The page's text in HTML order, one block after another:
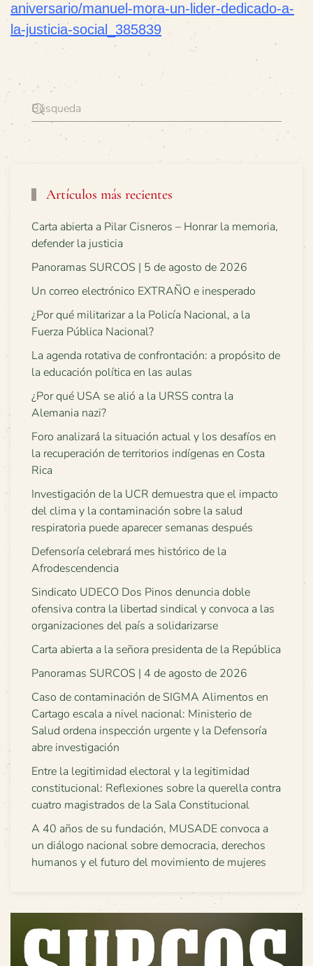
aniversario/manuel-mora-un-lider-dedicado-a-
la-justicia-social_385839
Artículos más recientes
Carta abierta a Pilar Cisneros – Honrar la memoria,
defender la justicia
Panoramas SURCOS | 5 de agosto de 2026
Un correo electrónico EXTRAÑO e inesperado
¿Por qué militarizar a la Policía Nacional, a la
Fuerza Pública Nacional?
La agenda rotativa de confrontación: a propósito de
la educación política en las aulas
¿Por qué USA se alió a la URSS contra la
Alemania nazi?
Foro analizará la situación actual y los desafíos en
la recuperación de territorios indígenas en Costa
Rica
Investigación de la UCR demuestra que el impacto
del clima y la contaminación sobre la salud
respiratoria puede aparecer semanas después
Defensoría celebrará mes histórico de la
Afrodescendencia
Sindicato UDECO Dos Pinos denuncia doble
ofensiva contra la libertad sindical y convoca a las
organizaciones del país a solidarizarse
Carta abierta a la señora presidenta de la República
Panoramas SURCOS | 4 de agosto de 2026
Caso de contaminación de SIGMA Alimentos en
Cartago escala a nivel nacional: Ministerio de
Salud ordena inspección urgente y la Defensoría
abre investigación
Entre la legitimidad electoral y la legitimidad
constitucional: Reflexiones sobre la querella contra
cuatro magistrados de la Sala Constitucional
A 40 años de su fundación, MUSADE convoca a
un diálogo nacional sobre democracia, derechos
humanos y el futuro del movimiento de mujeres